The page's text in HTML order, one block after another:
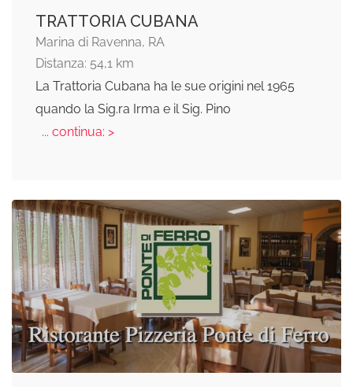
TRATTORIA CUBANA
Marina di Ravenna, RA
Distanza: 54,1 km
La Trattoria Cubana ha le sue origini nel 1965
quando la Sig.ra Irma e il Sig. Pino
... continua: >